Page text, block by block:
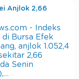
Anjlok 2,66
- Indeks
di Bursa Efek
anjlok 1.052,4
2,66
Senin